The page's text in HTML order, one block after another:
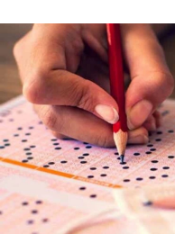
Diğer
DÜNYA
EĞİTİM
EKONOMİ
Eleman